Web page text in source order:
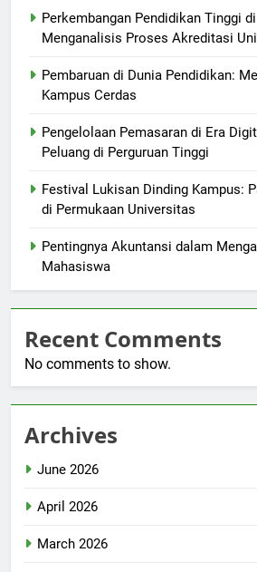
Perkembangan Pendidikan Tinggi
Menganalisis Proses Akreditasi
Pembaruan di Dunia Pendidikan:
Kampus Cerdas
Pengelolaan Pemasaran di Era
Peluang di Perguruan Tinggi
Festival Lukisan Dinding Kampus:
di Permukaan Universitas
Pentingnya Akuntansi dalam
Mahasiswa
Recent Comments
No comments to show.
Archives
June 2026
April 2026
March 2026